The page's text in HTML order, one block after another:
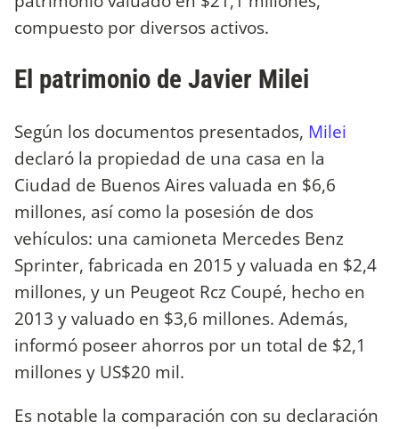
compuesto por diversos activos.
El patrimonio de Javier Milei
Según los documentos presentados, Milei
declaró la propiedad de una casa en la
Ciudad de Buenos Aires valuada en $6,6
millones, así como la posesión de dos
vehículos: una camioneta Mercedes Benz
Sprinter, fabricada en 2015 y valuada en $2,4
millones, y un Peugeot Rcz Coupé, hecho en
2013 y valuado en $3,6 millones. Además,
informó poseer ahorros por un total de $2,1
millones y US$20 mil.
Es notable la comparación con su declaración